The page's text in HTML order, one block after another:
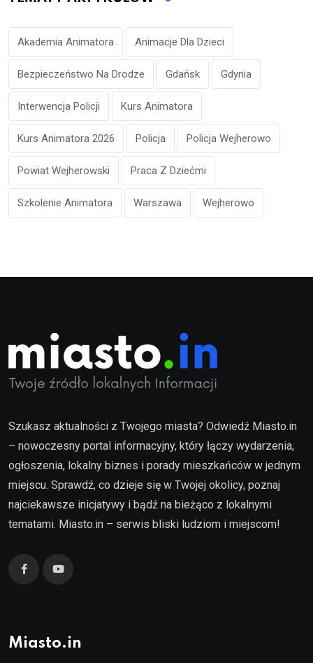
Akademia Animatora Animacje Dla Dzieci
Bezpieczeństwo Na Drodze Gdańsk Gdynia
Interwencja Policji Kurs Animatora
Kurs Animatora 2026 Policja Policja Wejherowo
Powiat Wejherowski Praca Z Dziećmi
Szkolenie Animatora Warszawa Wejherowo
Szukasz aktualności z Twojego miasta? Odwiedź Miasto.in
– nowoczesny portal informacyjny, który łączy wydarzenia,
ogłoszenia, lokalny biznes i porady mieszkańców w jednym
miejscu. Sprawdź, co dzieje się w Twojej okolicy, poznaj
najciekawsze inicjatywy i bądź na bieżąco z lokalnymi
tematami. Miasto.in – serwis bliski ludziom i miejscom!
Miasto.in